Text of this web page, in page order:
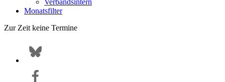
Verbandsintern
Monatsfilter
Zur Zeit keine Termine